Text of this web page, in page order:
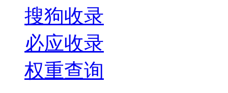
搜狗收录
必应收录
权重查询